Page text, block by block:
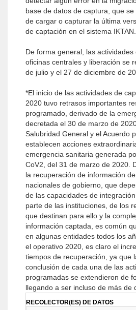
base de datos de captura, que
de cargar o capturar la última
de captación en el sistema IKTAN.
De forma general, las
oficinas centrales y liberación se
de julio y el 27 de diciembre de
*El inicio de las actividades de
2020 tuvo retrasos importantes
programado, derivado de la
decretada el 30 de marzo de
Salubridad General y el Acuerdo
establecen acciones
emergencia sanitaria generada
CoV2, del 31 de marzo de 2020.
la recuperación de información
nacionales de gobierno, que
de las capacidades de
parte de las instituciones, de los
que destinan para ello y la
información captada, es común
en algunas entidades todos los
el operativo 2020, es claro el
tiempos de recuperación, ya que
conclusión de cada una de las
programadas se extendieron de
llegando a ser incluso de más de
RECOLECTOR(ES) DE DATOS